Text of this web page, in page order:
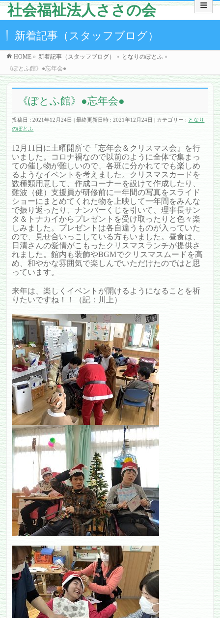
社会福祉法人ささの会
新着記事（スタッフブログ）
HOME » 新着記事（スタッフブログ） » となりのぽとふ »
《ぽとふ館》●忘年会●
《ぽとふ館》●忘年会●
投稿日 : 2021年12月24日 最終更新日時 : 2021年12月24日 カテゴリー : となり
のぽとふ
12月11日に土曜開所で『忘年会＆クリスマス会』を行
いました。コロナ禍なので以前のように全体で集まっ
ての催し物が難しいので、各班に分かれてでも楽しめ
るようなイベントを考えました。クリスマスカードを
数種類用意して、作成コーナーを設けて作成したり、
難波（健）支援員が研修前に一年間の写真をスライド
ショーにまとめてくれた物を上映して一年間をみんな
で振り返ったり、ナンバーくじを引いて、理事長サン
タ＆トナカイからプレゼントを受け取ったりと色々楽
しみました。プレゼントは各自違うものが入っていた
ので、見せ合いっこしている方もいました。昼食は、
日清さんの愛情がこもったクリスマスランチが提供さ
れました。館内も装飾やBGMでクリスマスムードを高
め、和やかな雰囲気で楽しんでいただけたのではと思
っています。
来年は、楽しくイベントが開けるようになることを祈
りたいですね！！（記：川上）